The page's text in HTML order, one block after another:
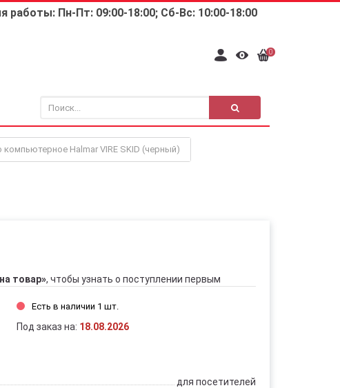
работы: Пн-Пт: 09:00-18:00; Сб-Вс: 10:00-18:00
0
компьютерное Halmar VIRE SKID (черный)
товар», чтобы узнать о поступлении первым
Есть в наличии 1 шт.
Под заказ на: 18.08.2026
для посетителей